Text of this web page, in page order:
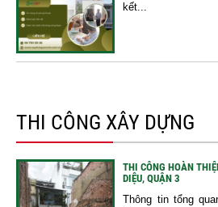
kết...
THI CÔNG XÂY DỰNG
THI CÔNG HOÀN
DIỆU, QUẬN 3
Thông tin tổng